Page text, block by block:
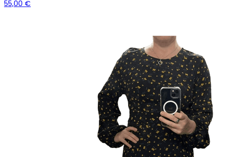
55,00 €